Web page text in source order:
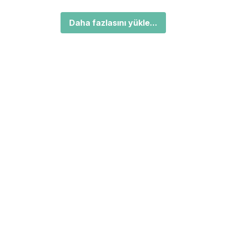
Daha fazlasını yükle...